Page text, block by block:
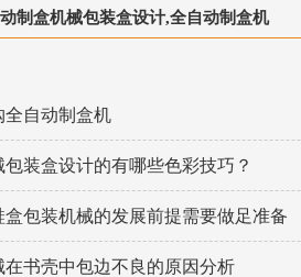
制盒机械包装盒设计,全自动制盒机
全自动制盒机
装盒设计的有哪些色彩技巧？
包装机械的发展前提需要做足准备
书壳中包边不良的原因分析